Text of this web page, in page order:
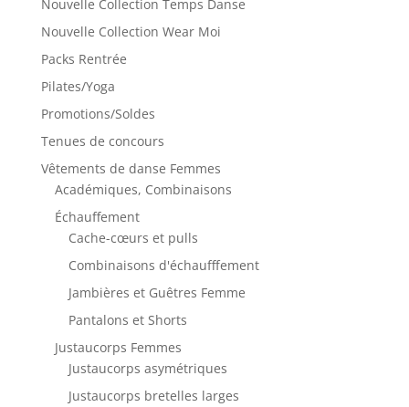
Nouvelle Collection Temps Danse
Nouvelle Collection Wear Moi
Packs Rentrée
Pilates/Yoga
Promotions/Soldes
Tenues de concours
Vêtements de danse Femmes
Académiques, Combinaisons
Échauffement
Cache-cœurs et pulls
Combinaisons d'échaufffement
Jambières et Guêtres Femme
Pantalons et Shorts
Justaucorps Femmes
Justaucorps asymétriques
Justaucorps bretelles larges